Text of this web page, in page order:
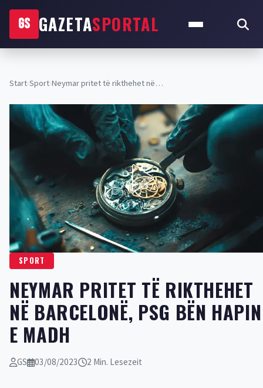
GS GAZETASPORTAL
Start›Sport›Neymar pritet të rikthehet në…
SPORT
NEYMAR PRITET TË RIKTHEHET
NË BARCELONË, PSG BËN HAPIN
E MADH
GS 03/08/2023 2 Min. Lesezeit